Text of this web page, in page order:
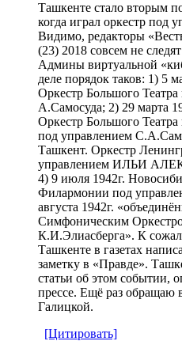
Ташкенте стало вторым
когда играл оркестр под
Видимо, редакторы
(23) 2018 совсем не
Админы виртуальной
деле порядок таков: 1) 5
Оркестр Большого
А.Самосуда; 2) 29 марта
Оркестр Большого
под управлением
Ташкент. Оркестр
управлением ИЛЬИ
4) 9 июля 1942г.
Филармонии под
августа 1942г.
Симфоническим
К.И.Элиасберга». К
Ташкенте в газетах
заметку в «Правде».
статьи об этом событии,
прессе. Ещё раз обращаю
Галицкой.
[Цитировать]